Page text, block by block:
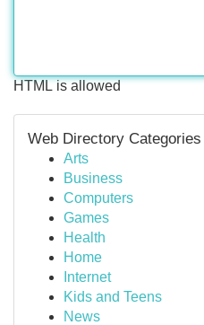
HTML is allowed
Web Directory Categories
Arts
Business
Computers
Games
Health
Home
Internet
Kids and Teens
News